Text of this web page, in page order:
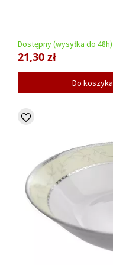
Dostępny (wysyłka do 48h)
21,30 zł
Do koszyka